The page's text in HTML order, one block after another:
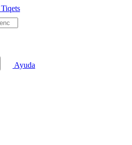
Ayuda